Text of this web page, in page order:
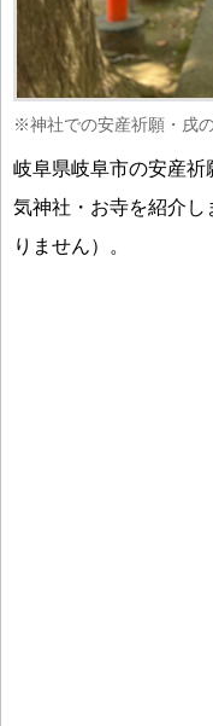
※神社での安産祈願・戌
岐阜県岐阜市の安産祈
気神社・お寺を紹介
りません）。